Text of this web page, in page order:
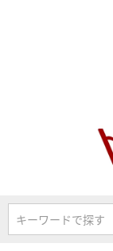
キーワードで探す